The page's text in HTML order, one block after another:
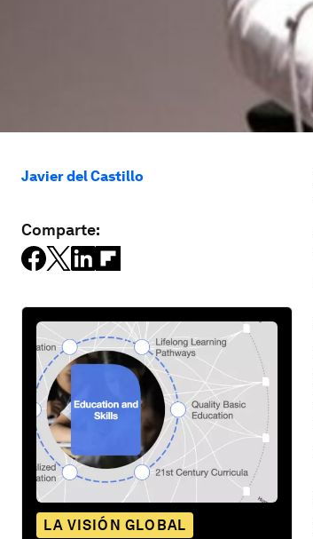
Javier del Castillo
Comparte:
LA VISIÓN GLOBAL